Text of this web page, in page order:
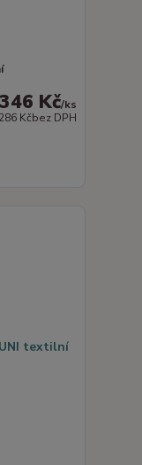
346 Kč/ks
286 Kčbez DPH